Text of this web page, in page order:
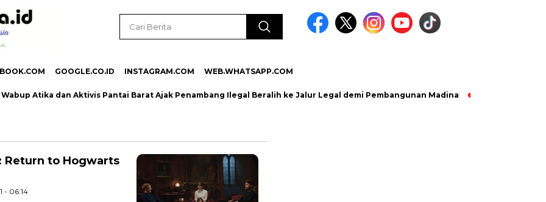
GOOGLE.CO.ID INSTAGRAM.COM WEB.WHATSAPP.COM
Atika dan Aktivis Pantai Barat Ajak Penambang Ilegal Beralih ke Jalur Legal demi Pembangunan Madina
Return to Hogwarts
- 06:14